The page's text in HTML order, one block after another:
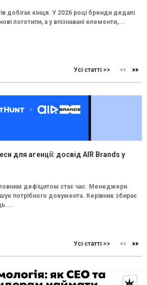
добігає кінця. У 2026 році бренди дедалі
логотипи, а у впізнавані елементи,...
Усі статті >>
для агенції: досвід AIR Brands у
дефіцитом стає час. Менеджери
потрібного документа. Керівник збирає
Усі статті >>